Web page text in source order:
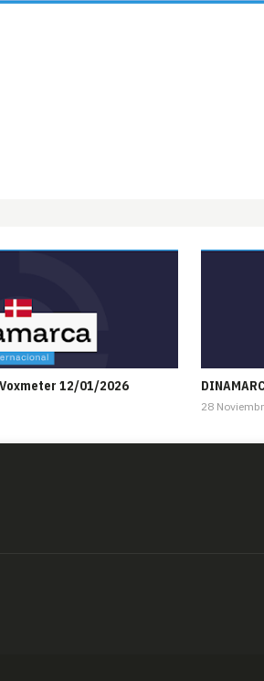
Voxmeter 12/01/2026
28